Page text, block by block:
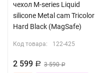
чехол M-series Liquid
silicone Metal cam Tricolor
Hard Black (MagSafe)
Код товара: 122-425
2 599 Р 3 590Р